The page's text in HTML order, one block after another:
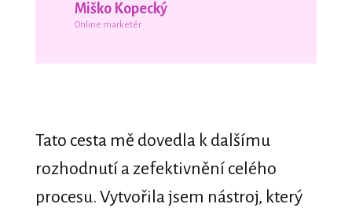
Miško Kopecký
Online marketér
Tato cesta mě dovedla k dalšímu
rozhodnutí a zefektivnění celého
procesu. Vytvořila jsem nástroj, který